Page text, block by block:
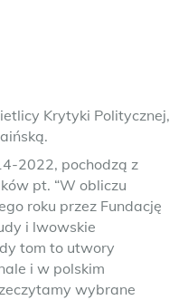
Krytyki Politycznej,
2022, pochodzą z
pt. “W obliczu
roku przez Fundację
i lwowskie
tom to utwory
i w polskim
wybrane